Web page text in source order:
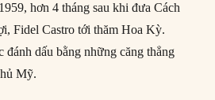
hơn 4 tháng sau khi đưa Cách
Fidel Castro tới thăm Hoa Kỳ.
đánh dấu bằng những căng thẳng
Mỹ.